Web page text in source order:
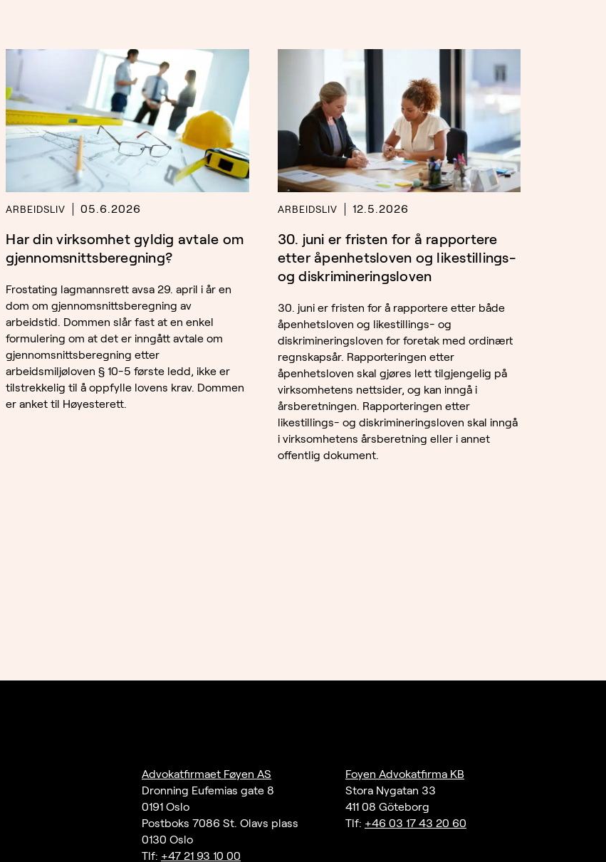
ARBEIDSLIV 05.6.2026
Har din virksomhet gyldig avtale om
gjennomsnittsberegning?
Frostating lagmannsrett avsa 29. april i år en
dom om gjennomsnittsberegning av
arbeidstid. Dommen slår fast at en enkel
formulering om at det er inngått avtale om
gjennomsnittsberegning etter
arbeidsmiljøloven § 10-5 første ledd, ikke er
tilstrekkelig til å oppfylle lovens krav. Dommen
er anket til Høyesterett.
ARBEIDSLIV 12.5.2026
30. juni er fristen for å rapportere
etter åpenhetsloven og likestillings-
og diskrimineringsloven
30. juni er fristen for å rapportere etter både
åpenhetsloven og likestillings- og
diskrimineringsloven for foretak med ordinært
regnskapsår. Rapporteringen etter
åpenhetsloven skal gjøres lett tilgjengelig på
virksomhetens nettsider, og kan inngå i
årsberetningen. Rapporteringen etter
likestillings- og diskrimineringsloven skal inngå
i virksomhetens årsberetning eller i annet
offentlig dokument.
Advokatfirmaet Føyen AS
Dronning Eufemias gate 8
0191 Oslo
Postboks 7086 St. Olavs plass
0130 Oslo
Tlf: +47 21 93 10 00
Foyen Advokatfirma KB
Stora Nygatan 33
411 08 Göteborg
Tlf: +46 03 17 43 20 60